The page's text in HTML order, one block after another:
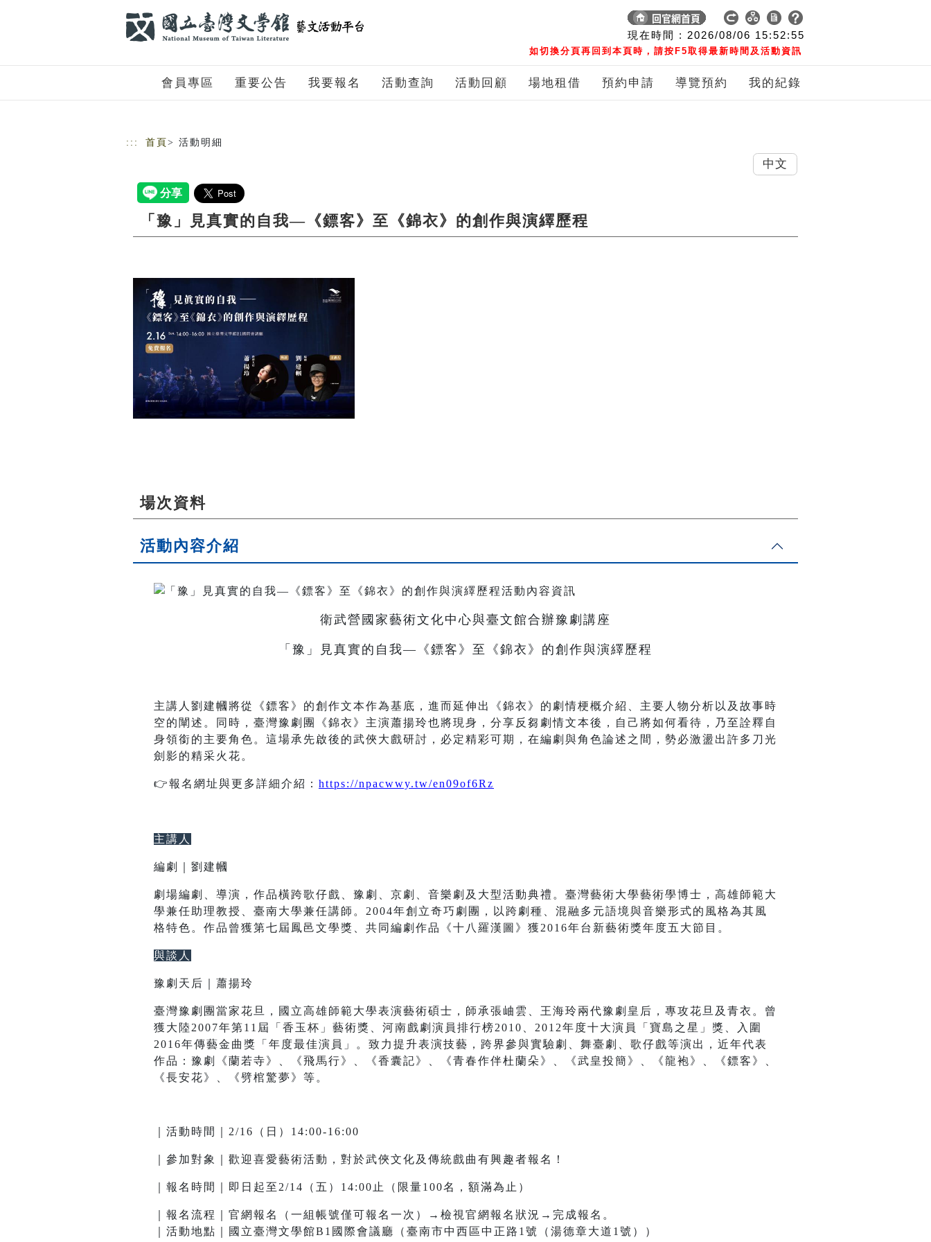
現在時間 : 2026/08/06 15:52:55
如切換分頁再回到本頁時，請按F5取得最新時間及活動資訊
會員專區 重要公告 我要報名 活動查詢 活動回顧 場地租借 預約申請 導覽預約 我的紀錄
::: 首頁 > 活動明細
「豫」見真實的自我—《鏢客》至《錦衣》的創作與演繹歷程
場次資料
活動內容介紹
衛武營國家藝術文化中心與臺文館合辦豫劇講座
「豫」見真實的自我—《鏢客》至《錦衣》的創作與演繹歷程
主講人劉建幗將從《鏢客》的創作文本作為基底，進而延伸出《錦衣》的劇情梗概介紹、主要人物分析以及故事時
空的闡述。同時，臺灣豫劇團《錦衣》主演蕭揚玲也將現身，分享反芻劇情文本後，自己將如何看待，乃至詮釋自
身領銜的主要角色。這場承先啟後的武俠大戲研討，必定精彩可期，在編劇與角色論述之間，勢必激盪出許多刀光
劍影的精采火花。
👉報名網址與更多詳細介紹： https://npacwwy.tw/en09of6Rz
主講人
編劇｜劉建幗
劇場編劇、導演，作品橫跨歌仔戲、豫劇、京劇、音樂劇及大型活動典禮。臺灣藝術大學藝術學博士，高雄師範大
學兼任助理教授、臺南大學兼任講師。2004年創立奇巧劇團，以跨劇種、混融多元語境與音樂形式的風格為其風
格特色。作品曾獲第七屆鳳邑文學獎、共同編劇作品《十八羅漢圖》獲2016年台新藝術獎年度五大節目。
與談人
豫劇天后｜蕭揚玲
臺灣豫劇團當家花旦，國立高雄師範大學表演藝術碩士，師承張岫雲、王海玲兩代豫劇皇后，專攻花旦及青衣。曾
獲大陸2007年第11屆「香玉杯」藝術獎、河南戲劇演員排行榜2010、2012年度十大演員「寶島之星」獎、入圍
2016年傳藝金曲獎「年度最佳演員」。致力提升表演技藝，跨界參與實驗劇、舞臺劇、歌仔戲等演出，近年代表
作品：豫劇《蘭若寺》、《飛馬行》、《香囊記》、《青春作伴杜蘭朵》、《武皇投簡》、《龍袍》、《鏢客》、
《長安花》、《劈棺驚夢》等。
活動時間 2/16（日）14:00-16:00
參加對象 歡迎喜愛藝術活動，對於武俠文化及傳統戲曲有興趣者報名！
報名時間 即日起至2/14（五）14:00止（限量100名，額滿為止）
報名流程
官網報名（一組帳號僅可報名一次）→檢視官網報名狀況→完成報名。
活動地點 國立臺灣文學館B1國際會議廳（臺南市中西區中正路1號（湯德章大道1號））